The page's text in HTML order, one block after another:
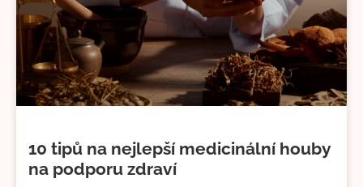
10 tipů na nejlepší medicinální houby
na podporu zdraví